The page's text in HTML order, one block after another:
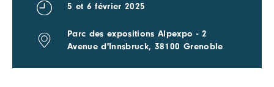
5 et 6 février 2025
Parc des expositions Alpexpo - 2
Avenue d'Innsbruck, 38100 Grenoble